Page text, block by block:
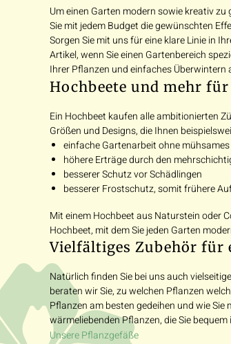
Um einen Garten modern sowie kreativ
Sie mit jedem Budget die gewünschten
Sorgen Sie mit uns für eine klare Linie in
Artikel, wenn Sie einen Gartenbereich
Ihrer Pflanzen und einfaches Überwintern
Hochbeete und mehr
Ein Hochbeet kaufen alle ambitionierten
Größen und Designs, die Ihnen
einfache Gartenarbeit ohne
höhere Erträge durch den
besserer Schutz vor Schädlingen
besserer Frostschutz, somit frühere
Mit einem Hochbeet aus Naturstein oder
Hochbeet, mit dem Sie jeden Garten
Vielfältiges Zubehör für
Natürlich finden Sie bei uns auch
beraten wir Sie, zu welchen Pflanzen
Pflanzen am besten gedeihen und wie
wärmeliebenden Pflanzen, die Sie
Unsere Pflanzgefäße